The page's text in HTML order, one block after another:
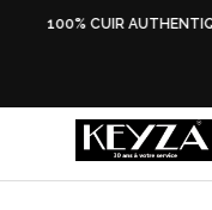
100% CUIR